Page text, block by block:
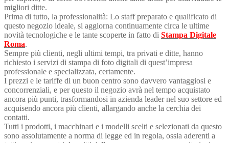
migliori ditte.
Prima di tutto, la professionalità: Lo staff preparato e qualificato di
questo negozio ideale, si aggiorna continuamente circa le ultime
novità tecnologiche e le tante scoperte in fatto di Stampa Digitale
Roma.
Sempre più clienti, negli ultimi tempi, tra privati e ditte, hanno
richiesto i servizi di stampa di foto digitali di quest’impresa
professionale e specializzata, certamente.
I prezzi e le tariffe di un buon centro sono davvero vantaggiosi e
concorrenziali, e per questo il negozio avrà nel tempo acquistato
ancora più punti, trasformandosi in azienda leader nel suo settore ed
acquisendo ancora più clienti, allargando anche la cerchia dei
contatti.
Tutti i prodotti, i macchinari e i modelli scelti e selezionati da questo
sono assolutamente a norma di legge ed in regola, ossia aderenti a